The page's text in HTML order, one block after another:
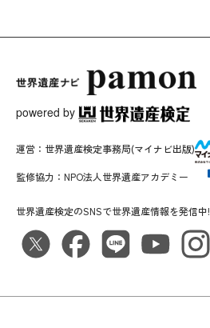
powered by
世界遺産検定のSNSで世界遺産情報を発信中!
運営： 世界遺産検定事務局(マイナビ出版)
監修協力： NPO法人世界遺産アカデミー